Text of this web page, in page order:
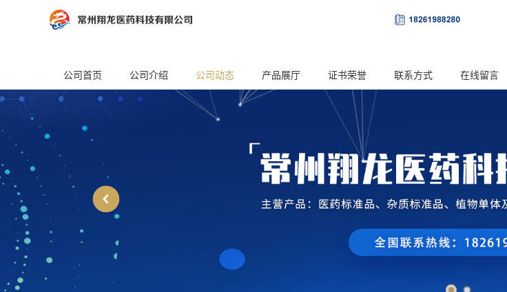
公司首页 公司介绍 公司动态 产品展厅 证书荣誉 联系方式 在线留言